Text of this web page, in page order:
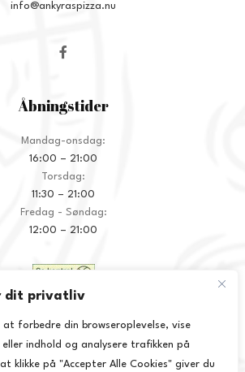
dit privatliv
forbedre din browseroplevelse, vise
indhold og analysere trafikken på
klikke på "Accepter Alle Cookies" giver du
info@ankyraspizza.nu
Åbningstider
Mandag-onsdag:
16:00 – 21:00
Torsdag:
11:30 – 21:00
Fredag - Søndag:
12:00 – 21:00
Praktisk